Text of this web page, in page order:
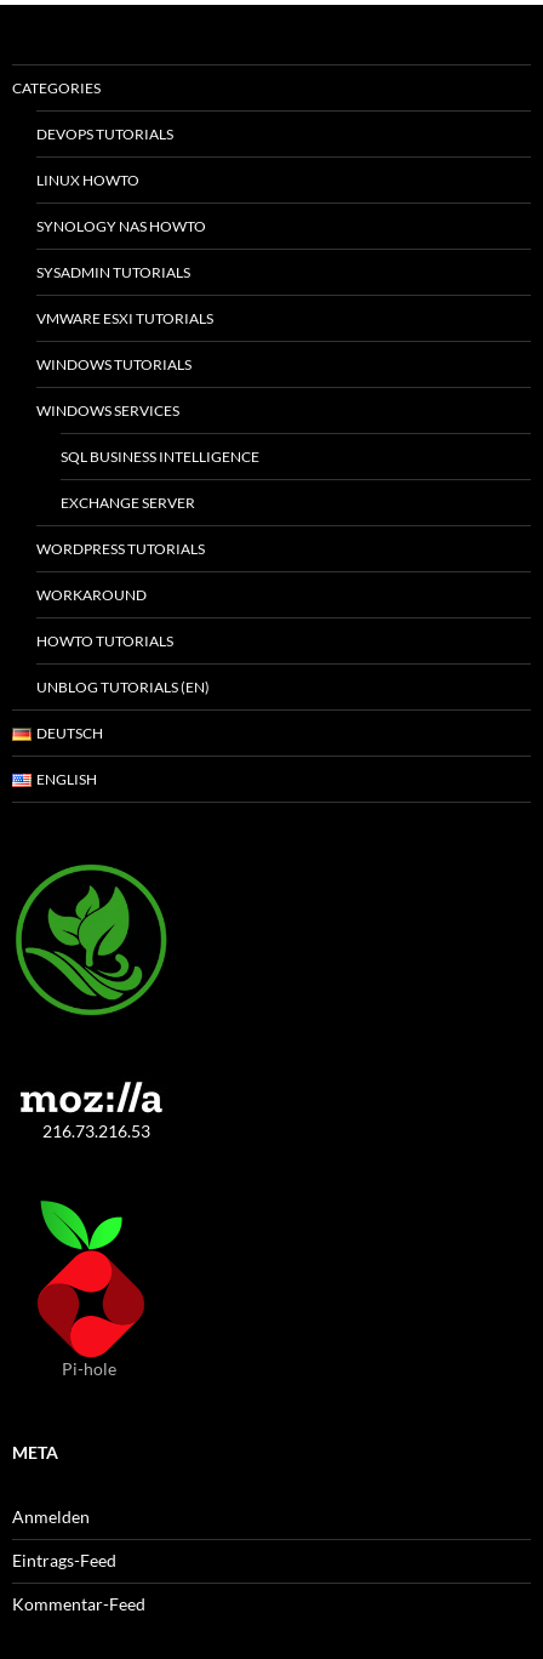
CATEGORIES
DEVOPS TUTORIALS
LINUX HOWTO
SYNOLOGY NAS HOWTO
SYSADMIN TUTORIALS
VMWARE ESXI TUTORIALS
WINDOWS TUTORIALS
WINDOWS SERVICES
SQL BUSINESS INTELLIGENCE
EXCHANGE SERVER
WORDPRESS TUTORIALS
WORKAROUND
HOWTO TUTORIALS
UNBLOG TUTORIALS (EN)
DEUTSCH
ENGLISH
216.73.216.53
Pi-hole
META
Anmelden
Eintrags-Feed
Kommentar-Feed